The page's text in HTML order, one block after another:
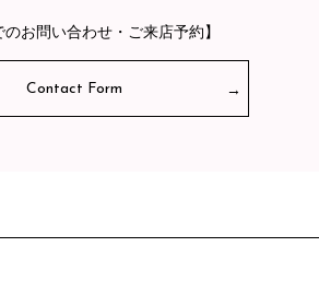
のお問い合わせ・ご来店予約】
Contact Form